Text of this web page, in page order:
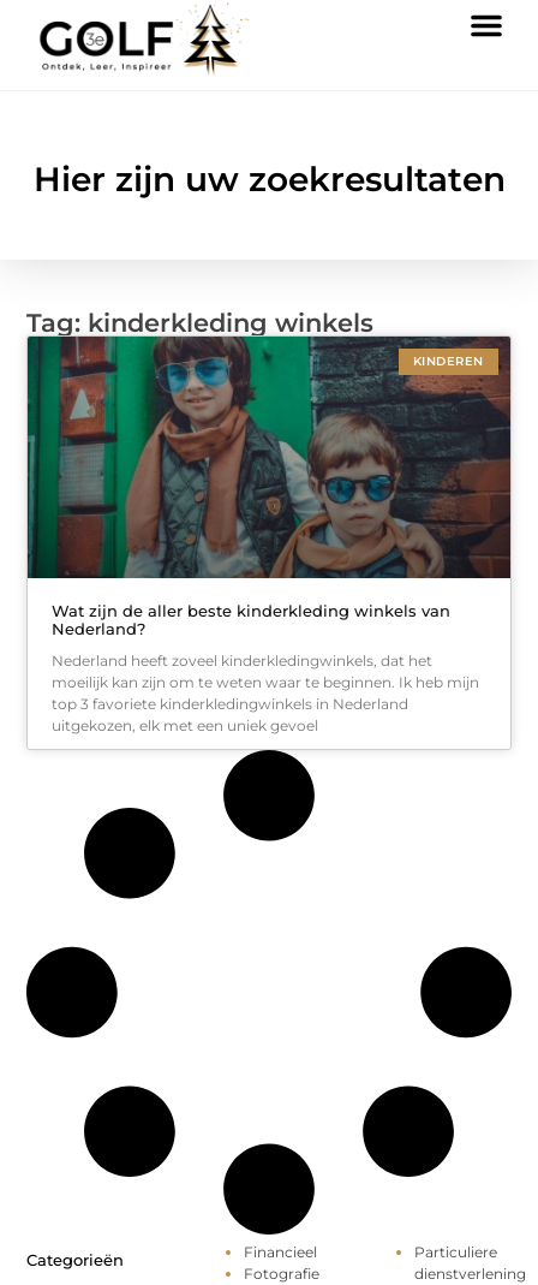
Hier zijn uw zoekresultaten
Tag: kinderkleding winkels
KINDEREN
Wat zijn de aller beste kinderkleding winkels van
Nederland?
Nederland heeft zoveel kinderkledingwinkels, dat het
moeilijk kan zijn om te weten waar te beginnen. Ik heb mijn
top 3 favoriete kinderkledingwinkels in Nederland
uitgekozen, elk met een uniek gevoel
Categorieën
Financieel
Fotografie
Particuliere
dienstverlening